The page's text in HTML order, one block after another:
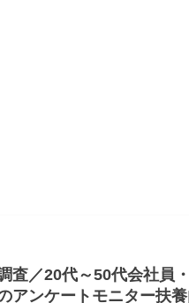
査／20代～50代会社員
アンケートモニター扶